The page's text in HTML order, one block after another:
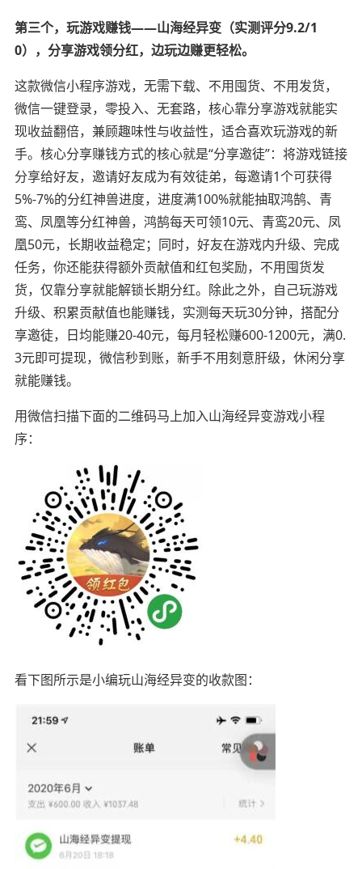
第三个，玩游戏赚钱——山海经异变（实测评分9.2/1
0），分享游戏领分红，边玩边赚更轻松。
这款微信小程序游戏，无需下载、不用囤货、不用发货，
微信一键登录，零投入、无套路，核心靠分享游戏就能实
现收益翻倍，兼顾趣味性与收益性，适合喜欢玩游戏的新
手。核心分享赚钱方式的核心就是“分享邀徒”：将游戏链接
分享给好友，邀请好友成为有效徒弟，每邀请1个可获得
5%-7%的分红神兽进度，进度满100%就能抽取鸿鹄、青
鸾、凤凰等分红神兽，鸿鹄每天可领10元、青鸾20元、凤
凰50元，长期收益稳定；同时，好友在游戏内升级、完成
任务，你还能获得额外贡献值和红包奖励，不用囤货发
货，仅靠分享就能解锁长期分红。除此之外，自己玩游戏
升级、积累贡献值也能赚钱，实测每天玩30分钟，搭配分
享邀徒，日均能赚20-40元，每月轻松赚600-1200元，满0.
3元即可提现，微信秒到账，新手不用刻意肝级，休闲分享
就能赚钱。
用微信扫描下面的二维码马上加入山海经异变游戏小程
序：
看下图所示是小编玩山海经异变的收款图：